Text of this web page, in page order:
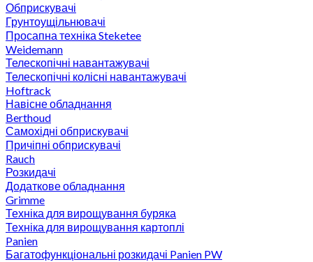
Обприскувачі
Грунтоущільнювачі
Просапна техніка Steketee
Weidemann
Телескопічні навантажувачі
Телескопічні колісні навантажувачі
Hoftrack
Навісне обладнання
Berthoud
Самохідні обприскувачі
Причіпні обприскувачі
Rauch
Розкидачі
Додаткове обладнання
Grimme
Техніка для вирощування буряка
Техніка для вирощування картоплі
Panien
Багатофункціональні розкидачі Panien PW